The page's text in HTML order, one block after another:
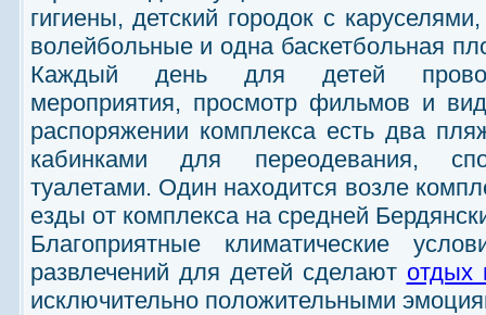
гигиены, детский городок с
волейбольные и одна баскетбольная
Каждый день для детей
мероприятия, просмотр фильмов и
распоряжении комплекса есть два
кабинками для переодевания,
туалетами. Один находится возле
езды от комплекса на средней
Благоприятные климатические
развлечений для детей сделают отдых
исключительно положительными